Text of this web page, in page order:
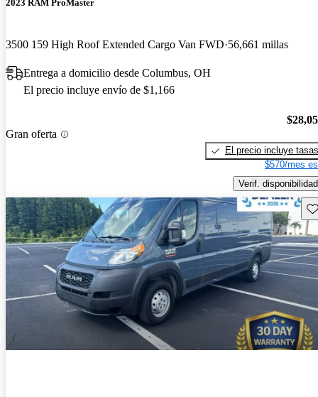
2023 RAM ProMaster
3500 159 High Roof Extended Cargo Van FWD 56,661 millas
Entrega a domicilio desde Columbus, OH
El precio incluye envío de $1,166
Gran oferta
El precio incluye tasas
$570/mes
Verif. disponibilidad